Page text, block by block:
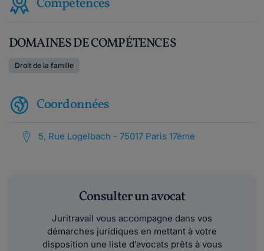
DOMAINES DE COMPÉTENCES
Droit de la famille
Coordonnées
5, Rue Logelbach - 75017 Paris 17ème
Consulter un avocat
Juritravail vous accompagne dans vos
démarches juridiques en mettant à votre
disposition une liste d’avocats prêts à vous